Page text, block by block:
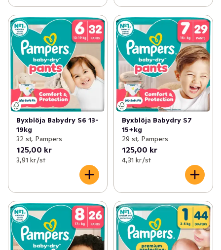
Byxblöja Babydry S6 13-
19kg
32 st, Pampers
125,00 kr
3,91 kr /st
Byxblöja Babydry S7
15+kg
29 st, Pampers
125,00 kr
4,31 kr /st